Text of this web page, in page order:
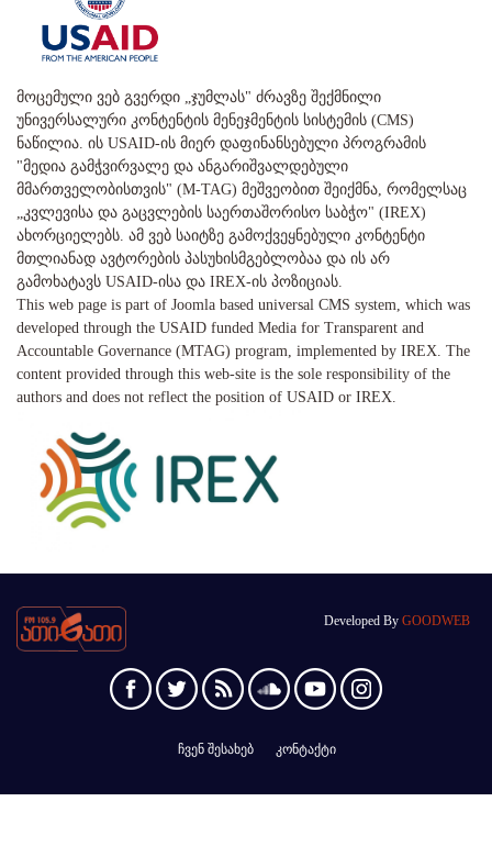
მოცემული ვებ გვერდი „ჯუმლას" ძრავზე შექმნილი
უნივერსალური კონტენტის მენეჯმენტის სისტემის (CMS)
ნაწილია. ის USAID-ის მიერ დაფინანსებული პროგრამის
"მედია გამჭვირვალე და ანგარიშვალდებული
მმართველობისთვის" (M-TAG) მეშვეობით შეიქმნა, რომელსაც
„კვლევისა და გაცვლების საერთაშორისო საბჭო" (IREX)
ახორციელებს. ამ ვებ საიტზე გამოქვეყნებული კონტენტი
მთლიანად ავტორების პასუხისმგებლობაა და ის არ
გამოხატავს USAID-ისა და IREX-ის პოზიციას.
This web page is part of Joomla based universal CMS system, which was
developed through the USAID funded Media for Transparent and
Accountable Governance (MTAG) program, implemented by IREX. The
content provided through this web-site is the sole responsibility of the
authors and does not reflect the position of USAID or IREX.
Developed By GOODWEB
ჩვენ შესახებ კონტაქტი